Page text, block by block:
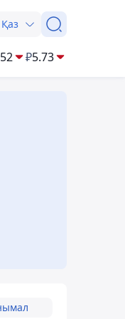
Қаз
₽5.73